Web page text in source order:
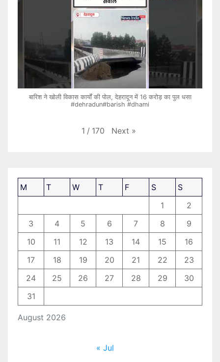
बारिश ने खोली विकास कार्यों की पोल, देहरादून में 16 करोड़ का पुल धसा
#dehradun#barish #dhami
1 / 170 Next »
August 2026
M T W T F S
S
1
2
3
4 5 6 7 8
9
10
11 12 13 14 15
16
17
18 19 20 21 22
23
24
25 26 27 28 29
30
31
« Jul